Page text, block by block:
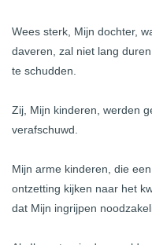
Wees sterk, Mijn dochter,
daveren, zal niet lang
te schudden.
Zij, Mijn kinderen, werden
verafschuwd.
Mijn arme kinderen, die
ontzetting kijken naar het
dat Mijn ingrijpen